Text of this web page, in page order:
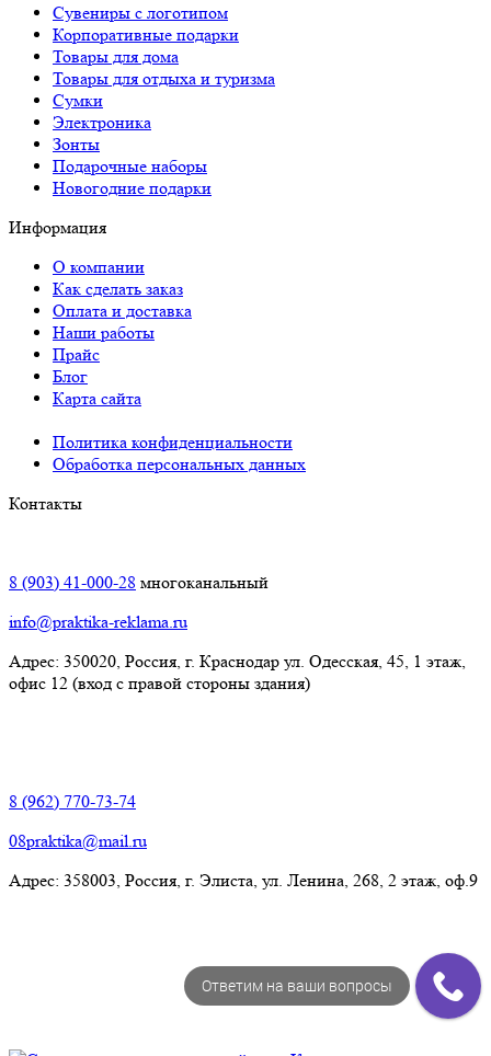
Сувениры с логотипом
Корпоративные подарки
Товары для дома
Товары для отдыха и туризма
Сумки
Электроника
Зонты
Подарочные наборы
Новогодние подарки
Информация
О компании
Как сделать заказ
Оплата и доставка
Наши работы
Прайс
Блог
Карта сайта
Политика конфиденциальности
Обработка персональных данных
Контакты
8 (903) 41-000-28 многоканальный
info@praktika-reklama.ru
Адрес: 350020, Россия, г. Краснодар ул. Одесская, 45, 1 этаж,
офис 12 (вход с правой стороны здания)
8 (962) 770-73-74
08praktika@mail.ru
Адрес:​ 358003, Россия, г. Элиста, ул. Ленина, 268, 2 этаж, оф.9
© Рекламно-производственная компания "Практика" 2009-
Ответим на ваши вопросы